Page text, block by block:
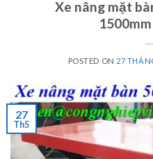
Xe nâng mặt
POSTED ON 27
27
Th5